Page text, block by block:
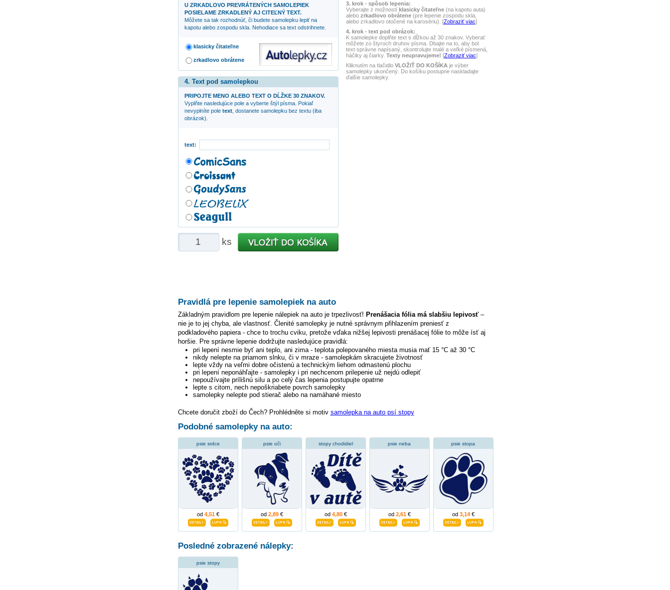
3. krok - spôsob lepenia:
Vyberajte z možností klasicky čitateľne(na kapotu auta)
alebo zrkadlovo obrátene(pre lepenie zospodu skla,
alebo zrkadlovo otočené na karosériu). [Zobraziť viac]
4. krok - text pod obrázok:
K samolepke doplňte text s dĺžkou až 30 znakov. Vyberať
môžete zo štyroch druhov písma. Dbajte na to, aby bol
text správne napísaný, skontrolujte malé a veľké písmená,
háčiky aj čiarky. Texty neupravujeme! [Zobraziť viac]
Kliknutím na tlačidlo VLOŽIŤ DO KOŠÍKA je výber
samolepky ukončený. Do košíku postupne naskladajte
ďalšie samolepky.
U ZRKADLOVO PREVRÁTENÝCH SAMOLEPIEK
POSIELAME ZRKADLENÝ AJ CITEĽNÝ TEXT.
Môžete sa tak rozhodnúť, či budete samolepku lepiť na
kapotu alebo zospodu skla. Nehodiace sa text odstrihnete.
klasicky čitateľne
zrkadlovo obrátene
4. Text pod samolepkou
PRIPOJTE MENO ALEBO TEXT O DĹŽKE 30 ZNAKOV.
Vyplňte nasledujúce pole a vyberte štýl písma. Pokiaľ
nevyplníte pole text, dostanete samolepku bez textu (iba
obrázok).
text:
ks
Pravidlá pre lepenie samolepiek na auto
Základným pravidlom pre lepenie nálepiek na auto je trpezlivosť! Prenášacia fólia má slabšiu lepivosť–
nie je to jej chyba, ale vlastnosť. Členité samolepky je nutné správnym přihlazením preniesť z
podkladového papiera - chce to trochu cviku, pretože vďaka nižšej lepivosti prenášacej fólie to môže ísť aj
horšie. Pre správne lepenie dodržujte nasledujúce pravidlá:
pri lepení nesmie byť ani teplo, ani zima - teplota polepovaného miesta musia mať 15 °C až 30 °C
nikdy nelepte na priamom slnku, či v mraze - samolepkám skracujete životnosť
lepte vždy na veľmi dobre očistenú a technickým liehom odmastenú plochu
pri lepení neponáhľajte - samolepky i pri nechcenom prilepenie už nejdú odlepiť
nepoužívajte prílišnú silu a po celý čas lepenia postupujte opatrne
lepte s citom, nech nepoškriabete povrch samolepky
samolepky nelepte pod stierač alebo na namáhané miesto
Chcete doručit zboží do Čech? Prohlédněte si motiv samolepka na auto psí stopy
Podobné samolepky na auto:
psie srdce
od 4,51€
psie oči
od 2,89€
stopy chodidiel
od 4,80€
psie neba
od 2,61€
psie stopa
od 3,14€
Posledné zobrazené nálepky:
psie stopy